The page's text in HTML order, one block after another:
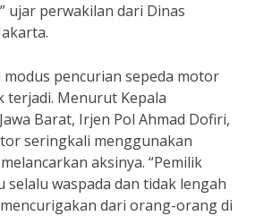
ujar perwakilan dari Dinas
pencurian sepeda motor
terjadi. Menurut Kepala
Barat, Irjen Pol Ahmad Dofiri,
seringkali menggunakan
aksinya. “Pemilik
waspada dan tidak lengah
dari orang-orang di